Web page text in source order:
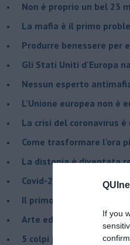
If you
Non è proprio un bel 23
La mafia è il primo
Produrre benessere
Gli Stati Uniti d'Europa
Nessun esperto
L'Unione europea non è
La crisi del coronavirus
Come trasformare l'ora
​La distopia è diventata
Covid-2019, credere è
Il primo vertice antimafia
Arte ed illegalità
​5 colpi per Antoci e